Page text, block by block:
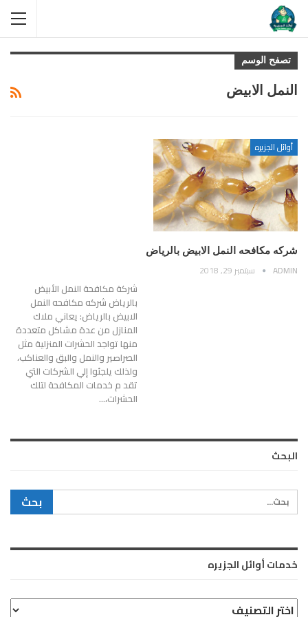
تصفح الوسم
النمل الابيض
أوائل الجزيره
شركه مكافحه النمل الابيض بالرياض
ADMIN سبتمبر 29, 2018
شركة مكافحة النمل الأبيض
بالرياض شركه مكافحه النمل
الابيض بالرياض: يعاني ملاك
المنازل من عدة مشاكل متعددة
منها تواجد الحشرات المنزلية مثل
الصراصير والنمل والبق والعناكب،
ولذلك يلجئوا إلي الشركات التي
تقد م خدمات المكافحة لتلك
الحشرات،…
البحث
خدمات أوائل الجزيره
خدمات